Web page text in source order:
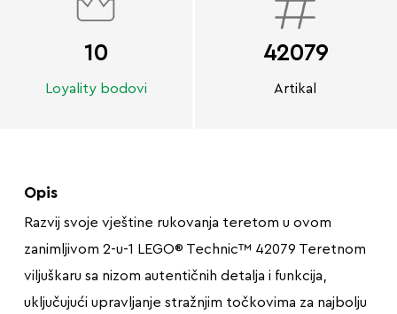
10
Loyality bodovi
42079
Artikal
Opis
Razvij svoje vještine rukovanja teretom u ovom
zanimljivom 2-u-1 LEGO® Technic™ 42079 Teretnom
viljuškaru sa nizom autentičnih detalja i funkcija,
uključujući upravljanje stražnjim točkovima za najbolju